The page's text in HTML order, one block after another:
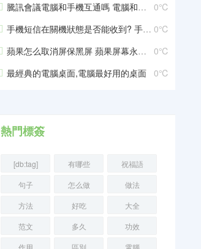
0℃
騰訊會議電腦和手機互通嗎 電腦和手機互通嗎
0℃
手機短信在關機狀態是否能收到? 手機關機狀態還能接收短信嗎
0℃
蘋果怎么取消屏保黑屏 蘋果屏幕永不黑屏在哪里設置
0℃
最經典的電腦桌面,電腦最好用的桌面
熱門標簽
[db:tag] 有哪些
祝福語
句子
怎么做
做法
方法
好吃
大全
范文
多久
功效
作用
區別 電腦